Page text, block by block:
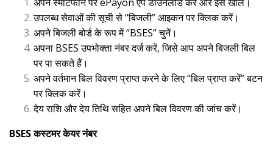
उपलब्ध सेवाओं की सूची से “बिजली” आइकन पर क्लिक करें।
अपने बिजली बोर्ड के रूप में “BSES” चुनें।
अपना BSES उपभोक्ता नंबर दर्ज करें, जिसे आप अपने बिजली बिल
पर पा सकते हैं।
अपने वर्तमान बिल विवरण प्राप्त करने के लिए “बिल प्राप्त करें” बटन
पर क्लिक करें।
देय राशि और देय तिथि सहित अपने बिल विवरण की जांच करें।
BSES कस्टमर केयर नंबर